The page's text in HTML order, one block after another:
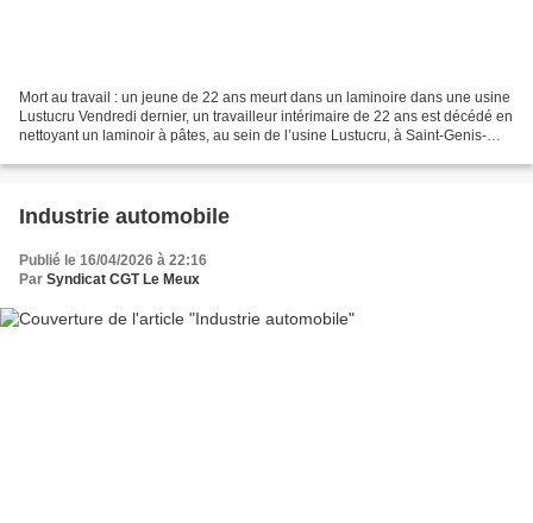
Mort au travail : un jeune de 22 ans meurt dans un laminoire dans une usine
Lustucru Vendredi dernier, un travailleur intérimaire de 22 ans est décédé en
nettoyant un laminoir à pâtes, au sein de l’usine Lustucru, à Saint-Genis-
Industrie automobile
Publié le 16/04/2026 à 22:16
Par Syndicat CGT Le Meux